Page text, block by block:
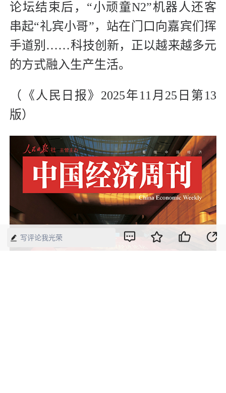
论坛结束后，“小顽童N2”机器人还客
串起“礼宾小哥”，站在门口向嘉宾们挥
手道别……科技创新，正以越来越多元
的方式融入生产生活。
（《人民日报》2025年11月25日第13
版）
写评论我光荣